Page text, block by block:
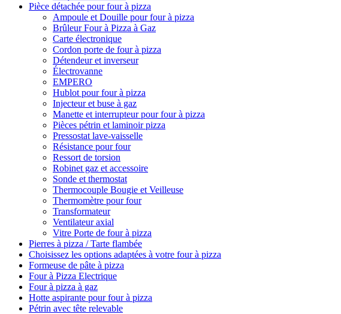
Pièce détachée pour four à pizza
Ampoule et Douille pour four à pizza
Brûleur Four à Pizza à Gaz
Carte électronique
Cordon porte de four à pizza
Détendeur et inverseur
Électrovanne
EMPERO
Hublot pour four à pizza
Injecteur et buse à gaz
Manette et interrupteur pour four à pizza
Pièces pétrin et laminoir pizza
Pressostat lave-vaisselle
Résistance pour four
Ressort de torsion
Robinet gaz et accessoire
Sonde et thermostat
Thermocouple Bougie et Veilleuse
Thermomètre pour four
Transformateur
Ventilateur axial
Vitre Porte de four à pizza
Pierres à pizza / Tarte flambée
Choisissez les options adaptées à votre four à pizza
Formeuse de pâte à pizza
Four à Pizza Electrique
Four à pizza à gaz
Hotte aspirante pour four à pizza
Pétrin avec tête relevable